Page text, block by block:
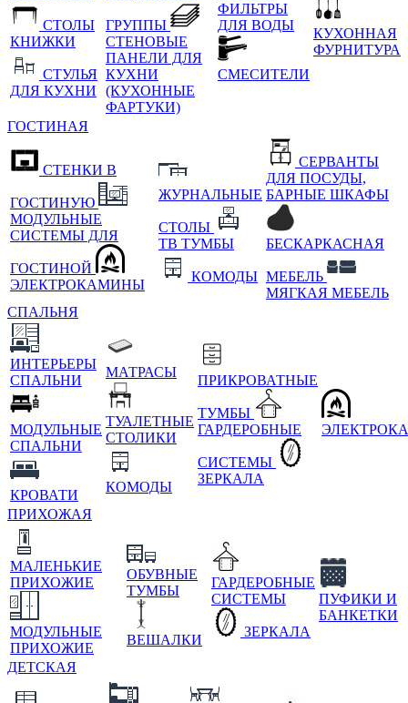
СТОЛЫ
КНИЖКИ
СТУЛЬЯ
ДЛЯ КУХНИ
ГРУППЫ
СТЕНОВЫЕ
ПАНЕЛИ ДЛЯ
КУХНИ
(КУХОННЫЕ
ФАРТУКИ)
ФИЛЬТРЫ
ДЛЯ ВОДЫ
СМЕСИТЕЛИ
КУХОННАЯ
ФУРНИТУРА
ГОСТИНАЯ
СТЕНКИ В
ГОСТИНУЮ
МОДУЛЬНЫЕ
СИСТЕМЫ ДЛЯ
ГОСТИНОЙ
ЭЛЕКТРОКАМИНЫ
ЖУРНАЛЬНЫЕ
СТОЛЫ
ТВ ТУМБЫ
КОМОДЫ
СЕРВАНТЫ
ДЛЯ ПОСУДЫ,
БАРНЫЕ ШКАФЫ
БЕСКАРКАСНАЯ
МЕБЕЛЬ
МЯГКАЯ МЕБЕЛЬ
СПАЛЬНЯ
ИНТЕРЬЕРЫ
СПАЛЬНИ
МОДУЛЬНЫЕ
СПАЛЬНИ
КРОВАТИ
МАТРАСЫ
ТУАЛЕТНЫЕ
СТОЛИКИ
КОМОДЫ
ПРИКРОВАТНЫЕ
ТУМБЫ
ГАРДЕРОБНЫЕ
СИСТЕМЫ
ЗЕРКАЛА
ПРИХОЖАЯ
МАЛЕНЬКИЕ
ПРИХОЖИЕ
МОДУЛЬНЫЕ
ПРИХОЖИЕ
ОБУВНЫЕ
ТУМБЫ
ВЕШАЛКИ
ГАРДЕРОБНЫЕ
СИСТЕМЫ
ЗЕРКАЛА
ПУФИКИ И
БАНКЕТКИ
ДЕТСКАЯ